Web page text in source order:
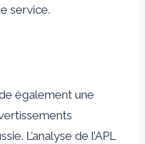
service.
également une
L’analyse de l’APL